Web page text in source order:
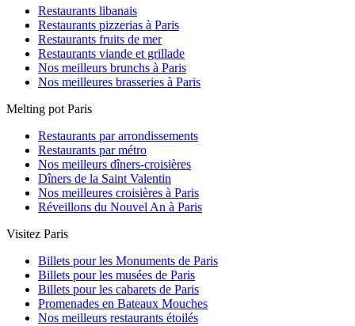
Restaurants libanais
Restaurants pizzerias à Paris
Restaurants fruits de mer
Restaurants viande et grillade
Nos meilleurs brunchs à Paris
Nos meilleures brasseries à Paris
Melting pot Paris
Restaurants par arrondissements
Restaurants par métro
Nos meilleurs dîners-croisières
Dîners de la Saint Valentin
Nos meilleures croisières à Paris
Réveillons du Nouvel An à Paris
Visitez Paris
Billets pour les Monuments de Paris
Billets pour les musées de Paris
Billets pour les cabarets de Paris
Promenades en Bateaux Mouches
Nos meilleurs restaurants étoilés